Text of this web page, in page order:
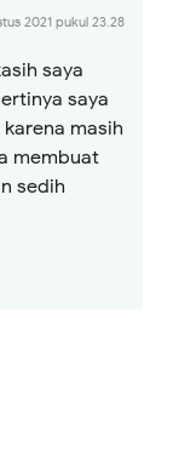
2021 pukul 23.28
saya
saya
masih
membuat
sedih